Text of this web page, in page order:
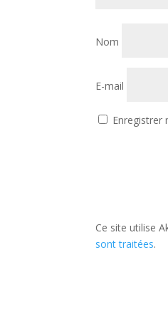
Nom
E-mail
Enregistrer
Ce site utilise
sont traitées.